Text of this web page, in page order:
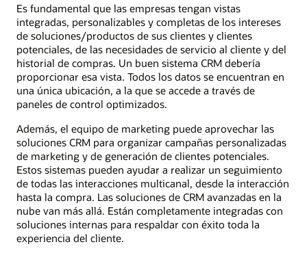
Es fundamental que las empresas tengan vistas
integradas, personalizables y completas de los intereses
de soluciones/productos de sus clientes y clientes
potenciales, de las necesidades de servicio al cliente y del
historial de compras. Un buen sistema CRM debería
proporcionar esa vista. Todos los datos se encuentran en
una única ubicación, a la que se accede a través de
paneles de control optimizados.
Además, el equipo de marketing puede aprovechar las
soluciones CRM para organizar campañas personalizadas
de marketing y de generación de clientes potenciales.
Estos sistemas pueden ayudar a realizar un seguimiento
de todas las interacciones multicanal, desde la interacción
hasta la compra. Las soluciones de CRM avanzadas en la
nube van más allá. Están completamente integradas con
soluciones internas para respaldar con éxito toda la
experiencia del cliente.